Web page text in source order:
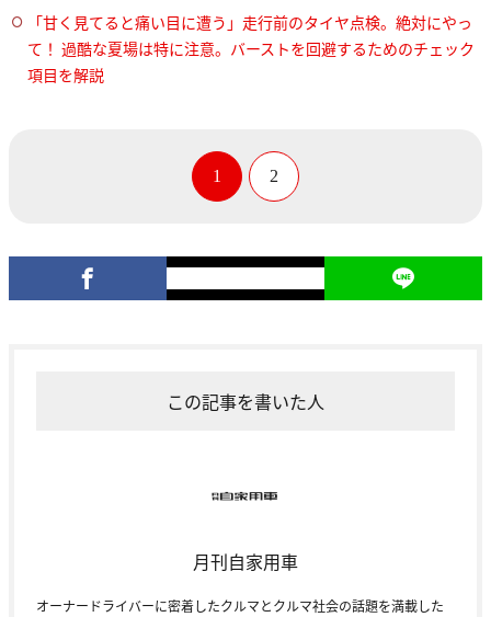
「甘く見てると痛い目に遭う」走行前のタイヤ点検。絶対にやっ
て！ 過酷な夏場は特に注意。バーストを回避するためのチェック
項目を解説
1 2
この記事を書いた人
月刊自家用車
オーナードライバーに密着したクルマとクルマ社会の話題を満載した